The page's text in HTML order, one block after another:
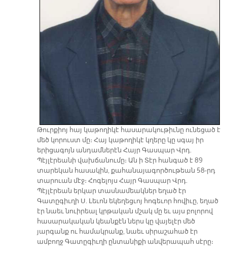
Թուրքիոյ հայ կաթողիկէ հասարակութիւնը ունեցած է
մեծ կորուստ մը։ Հայ կաթողիկէ կղերը կը սգայ իր
երիցագոյն անդամներէն Հայր Գասպար Վրդ.
Պէյլէրեանի վախճանումը։ Ան ի Տէր հանգած է 89
տարեկան հասակին, քահանայագործութեան 58-րդ
տարուան մէջ։ Հոգելոյս Հայր Գասպար Վրդ.
Պէյլէրեան երկար տասնամեակներ եղած էր
Գատըգիւղի Ս. Լեւոն եկեղեցւոյ հոգեւոր հովիւը, եղած
էր նաեւ նուիրեալ կրթական մշակ մը եւ այս բոլորով
հասարակական կեանքէն ներս կը վայելէր մեծ
յարգանք ու համակրանք, նաեւ սիրաշահած էր
ամբողջ Գատըգիւղի ընտանիքի անվերապահ սէրը։